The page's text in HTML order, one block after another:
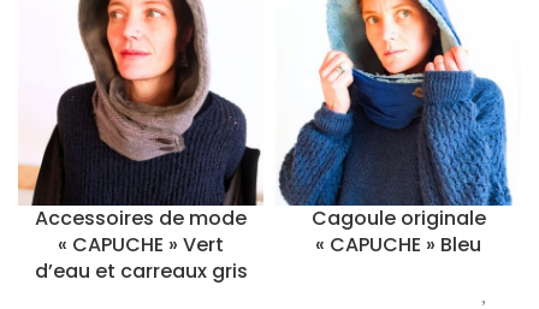
Accessoires de mode
« CAPUCHE » Vert
d’eau et carreaux gris
Cagoule originale
« CAPUCHE » Bleu
,